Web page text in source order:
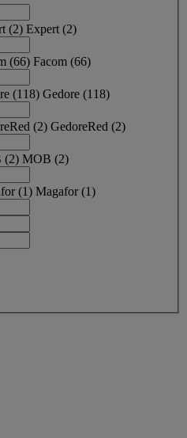
(2) Expert (2)
(66) Facom (66)
(118) Gedore (118)
(2) GedoreRed (2)
(2) MOB (2)
(1) Magafor(1)